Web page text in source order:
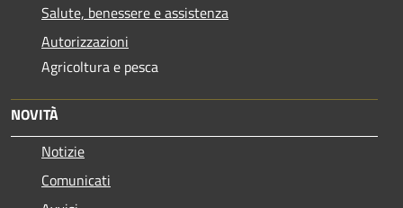
Salute, benessere e assistenza
Autorizzazioni
Agricoltura e pesca
NOVITÀ
Notizie
Comunicati